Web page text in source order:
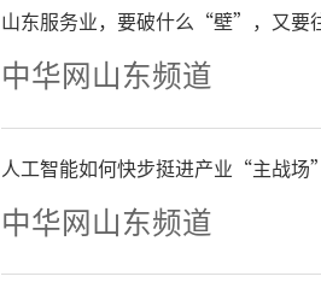
接种了。”广西
有工作人员这样
“我们这里
的新冠疫苗存
山东服务业，要破什么“壁”，又要
中华网山东频道
人工智能如何快步挺进产业“主战
中华网山东频道